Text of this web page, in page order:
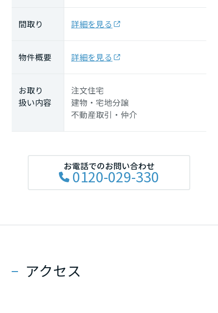
間取り 詳細を見る
物件概要 詳細を見る
お取り
扱い内容
注文住宅
建物・宅地分譲
不動産取引・仲介
お電話でのお問い合わせ
0120-029-330
アクセス